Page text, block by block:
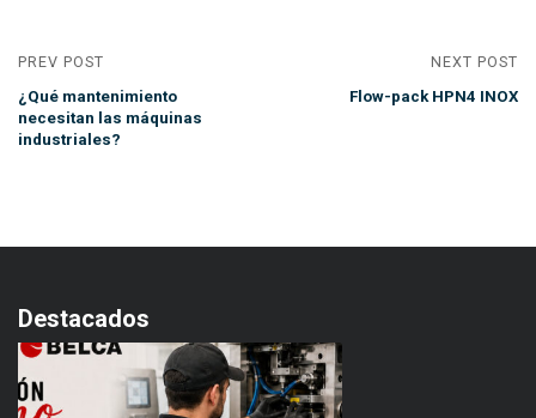
PREV POST
¿Qué mantenimiento
necesitan las máquinas
industriales?
NEXT POST
Flow-pack HPN4 INOX
Destacados